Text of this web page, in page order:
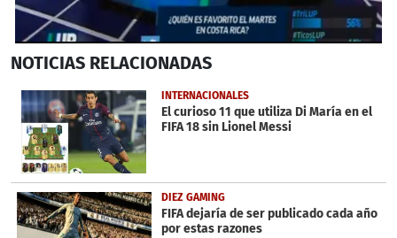
seconds
1
minute,
32
seconds
NOTICIAS RELACIONADAS
INTERNACIONALES
El curioso 11 que utiliza Di María en el
FIFA 18 sin Lionel Messi
DIEZ GAMING
FIFA dejaría de ser publicado cada año
por estas razones